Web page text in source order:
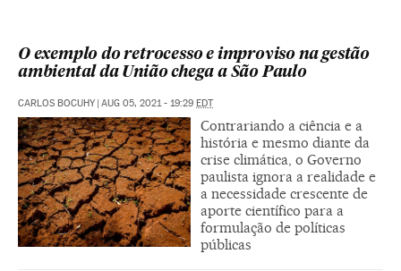
O exemplo do retrocesso e improviso na gestão
ambiental da União chega a São Paulo
CARLOS BOCUHY AUG 05, 2021 - 19:29 EDT
Contrariando a ciência e a
história e mesmo diante da
crise climática, o Governo
paulista ignora a realidade e
a necessidade crescente de
aporte científico para a
formulação de políticas
públicas